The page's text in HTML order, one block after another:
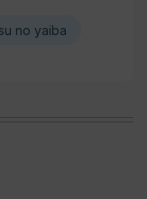
no yaiba